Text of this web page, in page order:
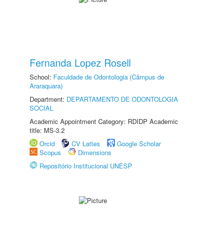
Fernanda Lopez Rosell
School: Faculdade de Odontologia (Câmpus de
Araraquara)
Department: DEPARTAMENTO DE ODONTOLOGIA
SOCIAL
Academic Appointment Category: RDIDP Academic
title: MS-3.2
Orcid
CV Lattes
Google Scholar
Scopus
Dimensions
Repositório Institucional UNESP